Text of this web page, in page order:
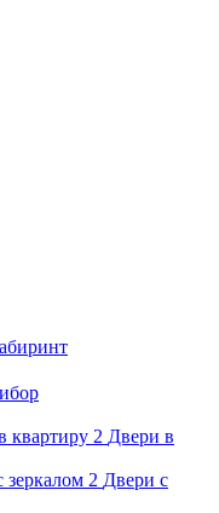
Двери в
Двери с